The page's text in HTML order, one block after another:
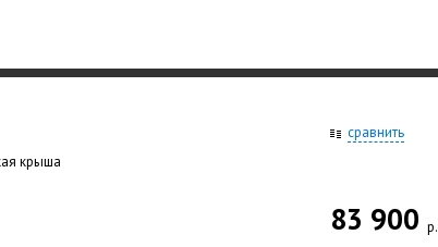
крыша
сравнить
83 900 р.